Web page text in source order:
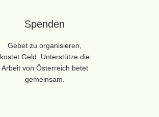
Spenden
Gebet zu organisieren,
kostet Geld. Unterstütze die
Arbeit von Österreich betet
gemeinsam.